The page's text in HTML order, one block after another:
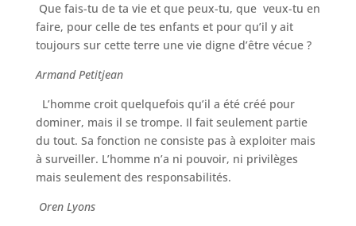
Que fais-tu de ta vie et que peux-tu, que veux-tu en
faire, pour celle de tes enfants et pour qu’il y ait
toujours sur cette terre une vie digne d’être vécue ?
Armand Petitjean
L’homme croit quelquefois qu’il a été créé pour
dominer, mais il se trompe. Il fait seulement partie
du tout. Sa fonction ne consiste pas à exploiter mais
à surveiller. L’homme n’a ni pouvoir, ni privilèges
mais seulement des responsabilités.
Oren Lyons